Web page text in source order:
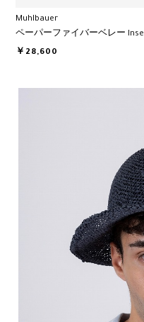
Muhlbauer
ペーパーファイバーベレー Inse
￥28,600